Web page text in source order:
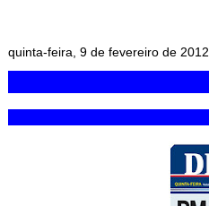
quinta-feira, 9 de fevereiro de 2012